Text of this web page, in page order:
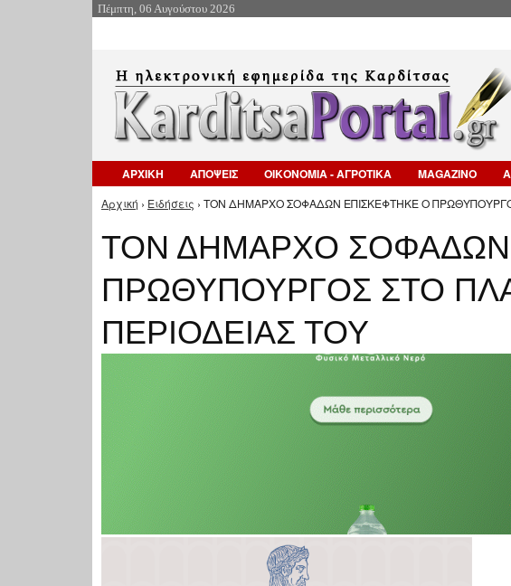
Πέμπτη, 06 Αυγούστου 2026
ΑΡΧΙΚΗ ΑΠΟΨΕΙΣ ΟΙΚΟΝΟΜΙΑ - ΑΓΡΟΤΙΚΑ MAGAZINO
Είστε εδώ
Αρχική › Ειδήσεις › ΤΟΝ ΔΗΜΑΡΧΟ ΣΟΦΑΔΩΝ ΕΠΙΣΚΕΦΤΗΚΕ Ο
ΤΟΝ ΔΗΜΑΡΧΟ ΣΟΦΑΔΩΝ
ΠΡΩΘΥΠΟΥΡΓΟΣ ΣΤΟ
ΠΕΡΙΟΔΕΙΑΣ ΤΟΥ